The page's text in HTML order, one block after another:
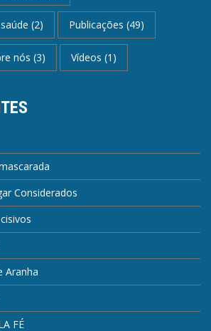
(2) Publicações (49)
nós (3) Vídeos (1)
Considerados
Aranha
FÉ